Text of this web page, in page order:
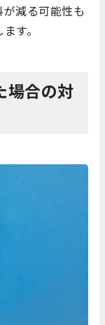
減る可能性も
す。
場合の対